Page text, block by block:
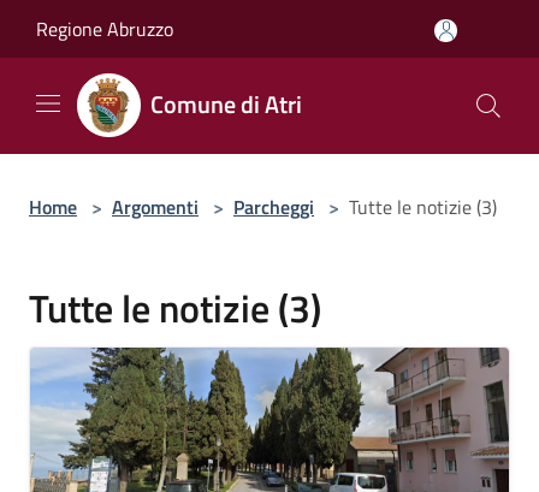
Regione Abruzzo
Comune di Atri
Home > Argomenti > Parcheggi > Tutte le notizie (3)
Tutte le notizie (3)